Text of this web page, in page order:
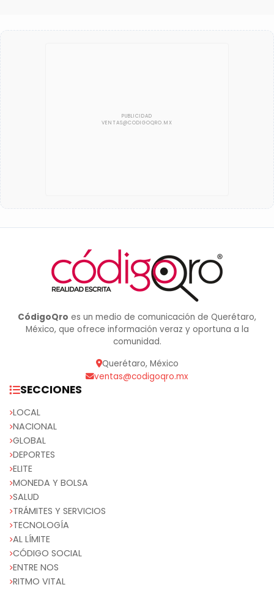
CódigoQro es un medio de comunicación de Querétaro,
México, que ofrece información veraz y oportuna a la
comunidad.
Querétaro, México
ventas@codigoqro.mx
SECCIONES
LOCAL
NACIONAL
GLOBAL
DEPORTES
ELITE
MONEDA Y BOLSA
SALUD
TRÁMITES Y SERVICIOS
TECNOLOGÍA
AL LÍMITE
CÓDIGO SOCIAL
ENTRE NOS
RITMO VITAL